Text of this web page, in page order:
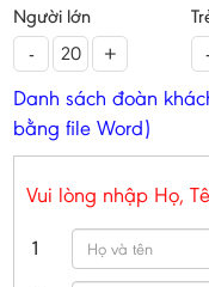
Người lớn
+
-
Danh sách đoàn
bằng file Word)
Vui lòng nhập Họ,
1